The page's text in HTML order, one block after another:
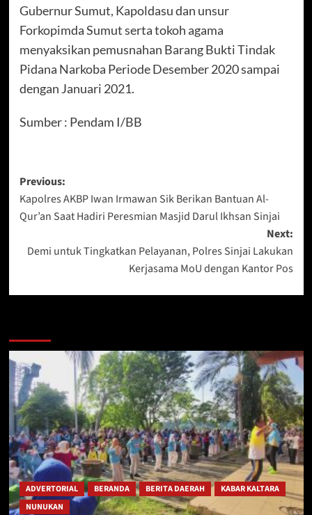
Gubernur Sumut, Kapoldasu dan unsur
Forkopimda Sumut serta tokoh agama
menyaksikan pemusnahan Barang Bukti Tindak
Pidana Narkoba Periode Desember 2020 sampai
dengan Januari 2021.
Sumber : Pendam I/BB
Post
navigation
Previous:
Kapolres AKBP Iwan Irmawan Sik Berikan Bantuan Al-
Qur’an Saat Hadiri Peresmian Masjid Darul Ikhsan Sinjai
Next:
Demi untuk Tingkatkan Pelayanan, Polres Sinjai Lakukan
Kerjasama MoU dengan Kantor Pos
ADVERTORIAL BERANDA BERITA DAERAH
KABAR KALTARA
NUNUKAN